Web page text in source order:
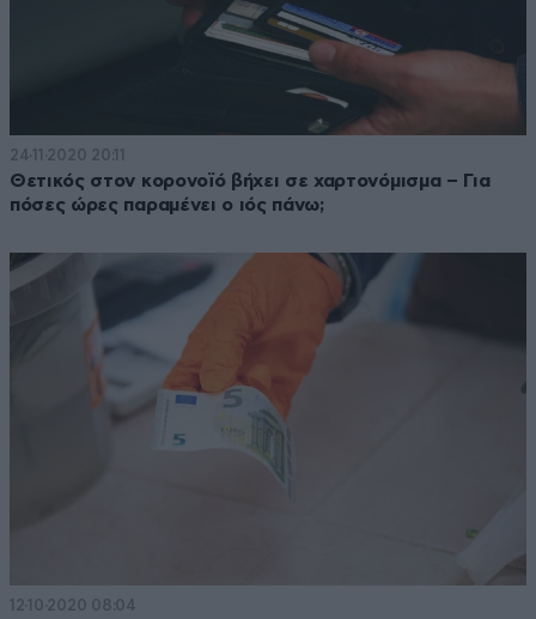
24·11·2020 20:11
Θετικός στον κορονοϊό βήχει σε χαρτονόμισμα – Για
πόσες ώρες παραμένει ο ιός πάνω;
12·10·2020 08:04